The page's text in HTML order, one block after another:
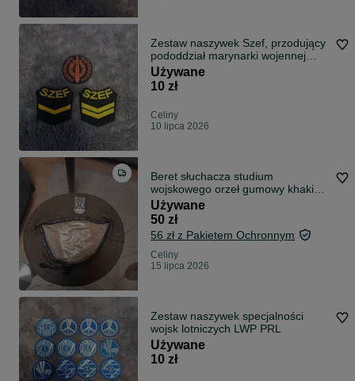
Zestaw naszywek Szef, przodujący
pododdział marynarki wojennej
LWP
Używane
10 zł
Celiny
10 lipca 2026
Beret słuchacza studium
wojskowego orzeł gumowy khaki
LWP PRL
Używane
50 zł
56 zł z Pakietem Ochronnym
Celiny
15 lipca 2026
Zestaw naszywek specjalności
wojsk lotniczych LWP PRL
Używane
10 zł